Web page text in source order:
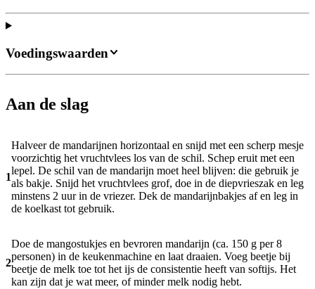
Aan de slag
1
Halveer de mandarijnen horizontaal en snijd met een scherp mesje
voorzichtig het vruchtvlees los van de schil. Schep eruit met een
lepel. De schil van de mandarijn moet heel blijven: die gebruik je
als bakje. Snijd het vruchtvlees grof, doe in de diepvrieszak en leg
minstens 2 uur in de vriezer. Dek de mandarijnbakjes af en leg in
de koelkast tot gebruik.
2
Doe de mangostukjes en bevroren mandarijn (ca. 150 g per 8
personen) in de keukenmachine en laat draaien. Voeg beetje bij
beetje de melk toe tot het ijs de consistentie heeft van softijs. Het
kan zijn dat je wat meer, of minder melk nodig hebt.
Voedingswaarden